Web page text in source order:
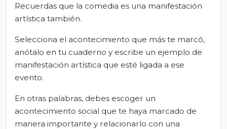
Recuerdas que la comedia es una manifestación
artística también.
Selecciona el acontecimiento que más te marcó,
anótalo en tu cuaderno y escribe un ejemplo de
manifestación artística que esté ligada a ese
evento.
En otras palabras, debes escoger un
acontecimiento social que te haya marcado de
manera importante y relacionarlo con una